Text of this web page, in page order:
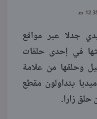
جدلا عبر مواقع
في إحدى حلقات
وحلقها من علامة
يتداولون مقطع
زارا.